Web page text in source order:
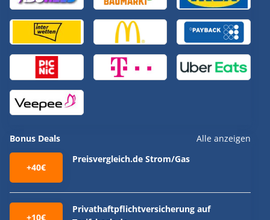
Bonus Deals Alle anzeigen
+40€
Preisvergleich.de Strom/Gas
+10€
Privathaftpflichtversicherung auf